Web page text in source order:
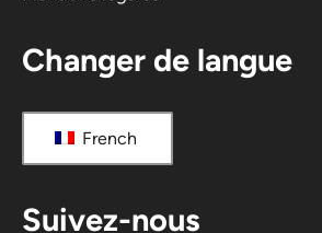
Changer de langue
French
Suivez-nous